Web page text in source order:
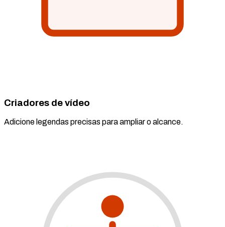
Criadores de vídeo
Adicione legendas precisas para ampliar o alcance.